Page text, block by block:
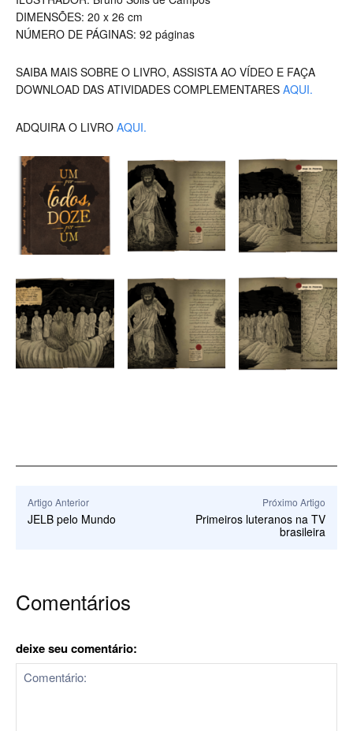
DIMENSÕES: 20 x 26 cm
NÚMERO DE PÁGINAS: 92 páginas
SAIBA MAIS SOBRE O LIVRO, ASSISTA AO VÍDEO E FAÇA
DOWNLOAD DAS ATIVIDADES COMPLEMENTARES AQUI.
ADQUIRA O LIVRO AQUI.
Artigo Anterior
JELB pelo Mundo
Próximo Artigo
Primeiros luteranos na TV
brasileira
Comentários
deixe seu comentário: